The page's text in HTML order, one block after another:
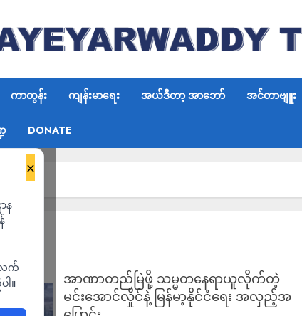
ကာတွန်း ကျန်းမာရေး အယ်ဒီတာ့ အာဘော် အင်တာဗျူး
DONATE
×
န
လက်
ါ။
အာဏာတည်မြဲဖို့ သမ္မတနေရာယူလိုက်တဲ့
မင်းအောင်လှိုင်နဲ့ မြန်မာ့နိုင်ငံရေး အလှည့်အ